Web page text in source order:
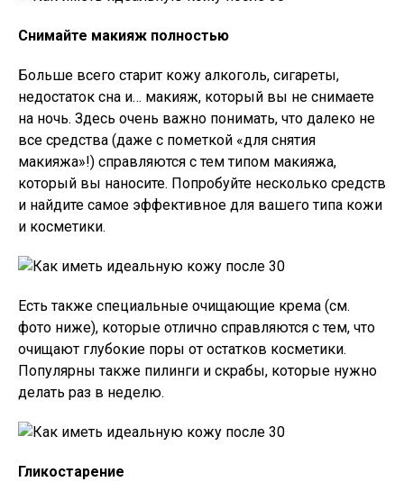
Снимайте макияж полностью
Больше всего старит кожу алкоголь, сигареты,
недостаток сна и… макияж, который вы не снимаете
на ночь. Здесь очень важно понимать, что далеко не
все средства (даже с пометкой «для снятия
макияжа»!) справляются с тем типом макияжа,
который вы наносите. Попробуйте несколько средств
и найдите самое эффективное для вашего типа кожи
и косметики.
Есть также специальные очищающие крема (см.
фото ниже), которые отлично справляются с тем, что
очищают глубокие поры от остатков косметики.
Популярны также пилинги и скрабы, которые нужно
делать раз в неделю.
Гликостарение